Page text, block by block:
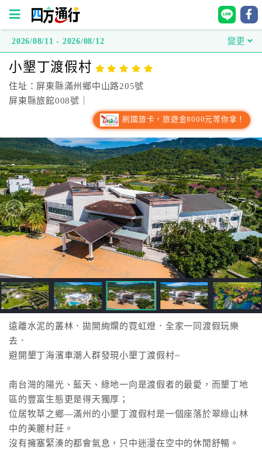
方
通
行
台
灣
訂
房
跟
飯
店
訂
房
HOT
特
色
民
宿
2026/08/11 - 2026/08/12 變更
小墾丁渡假村
住址：屏東縣滿州鄉中山路205號
屏東縣旅館008號｜
刷國旅卡，旅遊金8000元等你拿！
遠離水泥的叢林．拋開絢爛的霓虹燈．全家一同渡假玩樂
去．
避開墾丁海濱車潮人群發現小墾丁渡假村~
南台灣的陽光、藍天、綠地一向是渡假者的最愛，而墾丁地
區的豐富生態更是得天獨厚；
位居牧草之鄉—滿州的小墾丁渡假村是一個座落於翠綠山林
中的美麗村莊。
沒有擁塞緊湊的都會氣息，只中迷漫在空中的休閒舒暢。